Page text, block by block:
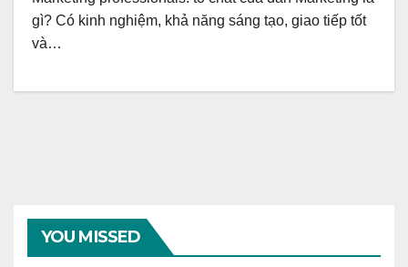
gì? Có kinh nghiệm, khả năng sáng tạo, giao tiếp tốt
và…
YOU MISSED